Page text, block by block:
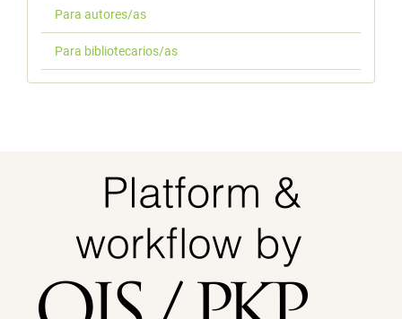
Para autores/as
Para bibliotecarios/as